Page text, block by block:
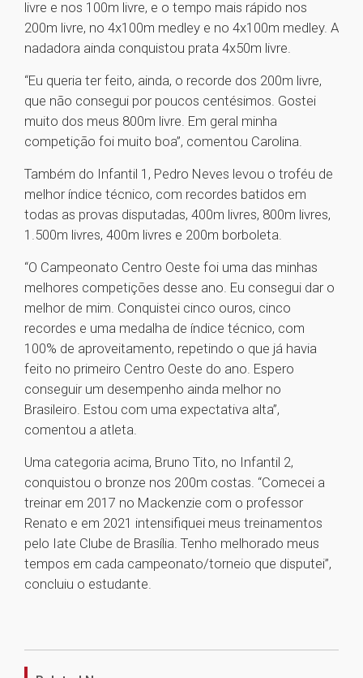
livre e nos 100m livre, e o tempo mais rápido nos
200m livre, no 4x100m medley e no 4x100m medley. A
nadadora ainda conquistou prata 4x50m livre.
“Eu queria ter feito, ainda, o recorde dos 200m livre,
que não consegui por poucos centésimos. Gostei
muito dos meus 800m livre. Em geral minha
competição foi muito boa”, comentou Carolina.
Também do Infantil 1, Pedro Neves levou o troféu de
melhor índice técnico, com recordes batidos em
todas as provas disputadas, 400m livres, 800m livres,
1.500m livres, 400m livres e 200m borboleta.
“O Campeonato Centro Oeste foi uma das minhas
melhores competições desse ano. Eu consegui dar o
melhor de mim. Conquistei cinco ouros, cinco
recordes e uma medalha de índice técnico, com
100% de aproveitamento, repetindo o que já havia
feito no primeiro Centro Oeste do ano. Espero
conseguir um desempenho ainda melhor no
Brasileiro. Estou com uma expectativa alta”,
comentou a atleta.
Uma categoria acima, Bruno Tito, no Infantil 2,
conquistou o bronze nos 200m costas. “Comecei a
treinar em 2017 no Mackenzie com o professor
Renato e em 2021 intensifiquei meus treinamentos
pelo Iate Clube de Brasília. Tenho melhorado meus
tempos em cada campeonato/torneio que disputei”,
concluiu o estudante.